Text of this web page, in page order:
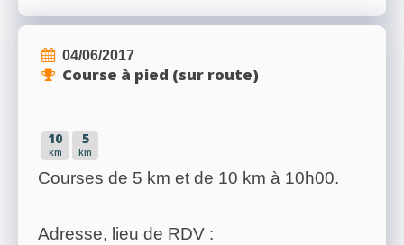
04/06/2017
Course à pied (sur route)
10
km
5
km
Courses de 5 km et de 10 km à 10h00.
Adresse, lieu de RDV :